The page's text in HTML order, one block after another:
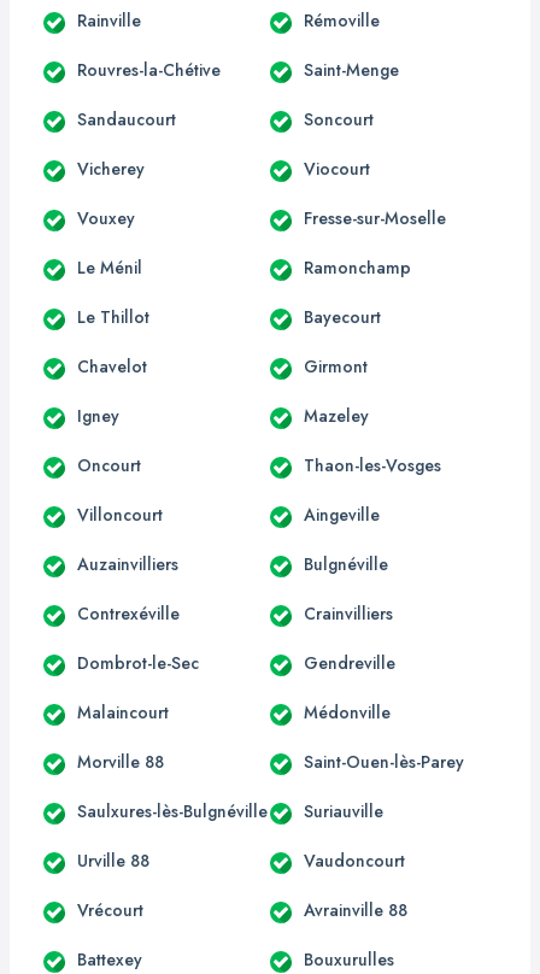
Rainville Rémoville
Rouvres-la-Chétive Saint-Menge
Sandaucourt Soncourt
Vicherey Viocourt
Vouxey Fresse-sur-Moselle
Le Ménil Ramonchamp
Le Thillot Bayecourt
Chavelot Girmont
Igney Mazeley
Oncourt Thaon-les-Vosges
Villoncourt Aingeville
Auzainvilliers Bulgnéville
Contrexéville Crainvilliers
Dombrot-le-Sec Gendreville
Malaincourt Médonville
Morville 88 Saint-Ouen-lès-Parey
Saulxures-lès-Bulgnéville Suriauville
Urville 88 Vaudoncourt
Vrécourt Avrainville 88
Battexey Bouxurulles